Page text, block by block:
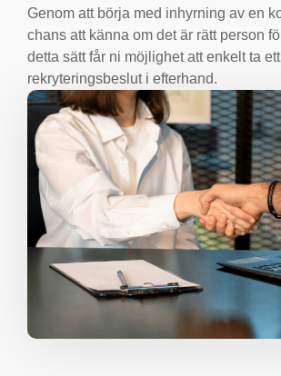
Genom att börja med inhyrning av en
chans att känna om det är rätt person
detta sätt får ni möjlighet att enkelt ta ett
rekryteringsbeslut i efterhand.